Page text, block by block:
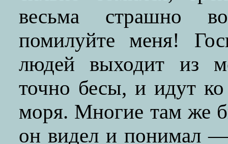
весьма страшно
помилуйте меня!
людей выходит из
точно бесы, и идут
моря. Многие там же
он видел и понимал